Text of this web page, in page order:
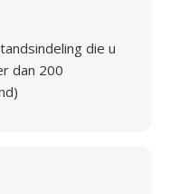
die u
dan 200